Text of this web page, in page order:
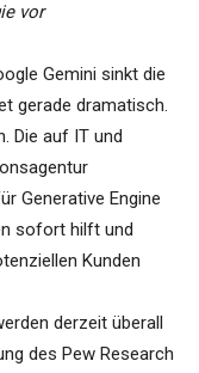
vor
Gemini sinkt die
gerade dramatisch.
Die auf IT und
Generative Engine
sofort hilft und
Kunden
derzeit überall
des Pew Research